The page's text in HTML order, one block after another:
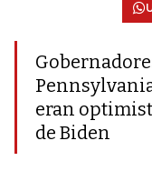
eran
de Biden